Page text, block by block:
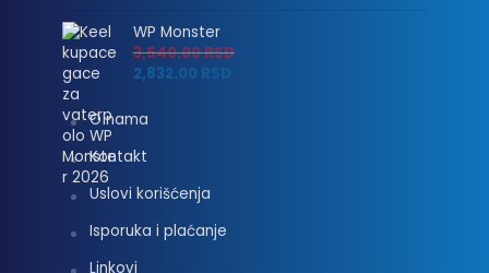
WP Monster
3,540.00RSD
2,832.00 RSD
O nama
Kontakt
Uslovi korišćenja
Isporuka i plaćanje
Linkovi